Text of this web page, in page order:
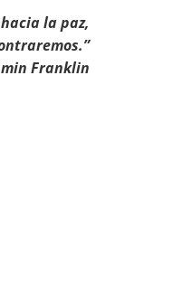
la paz,
Franklin